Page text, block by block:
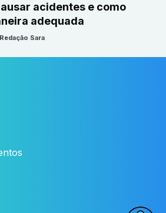
acidentes e como
adequada
Redação Sara